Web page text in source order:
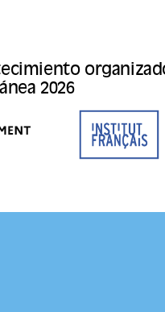
2026